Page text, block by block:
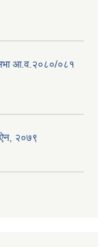
आ.व.२०८०/०८१
ऐन, २०७९